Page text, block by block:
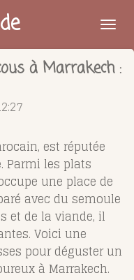
à Marrakech :
est réputée
Parmi les plats
une place de
avec du semoule
et de la viande, il
Voici une
pour déguster un
à Marrakech.